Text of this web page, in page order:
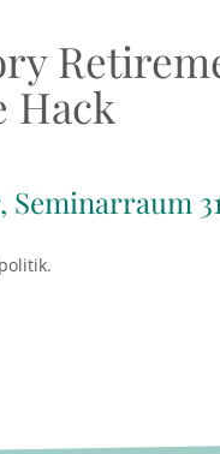
Hack
Seminarraum